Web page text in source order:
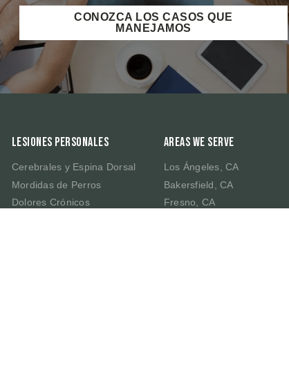
CONOZCA LOS CASOS QUE
MANEJAMOS
Lesiones Personales
Cerebrales y Espina Dorsal
Mordidas de Perros
Dolores Crónicos
Areas We Serve
Los Ángeles, CA
Bakersfield, CA
Fresno, CA